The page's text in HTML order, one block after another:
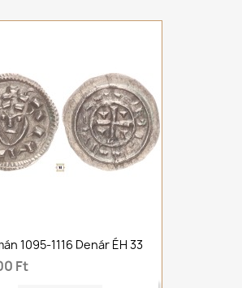
1095-1116 Denár ÉH 33
Ft